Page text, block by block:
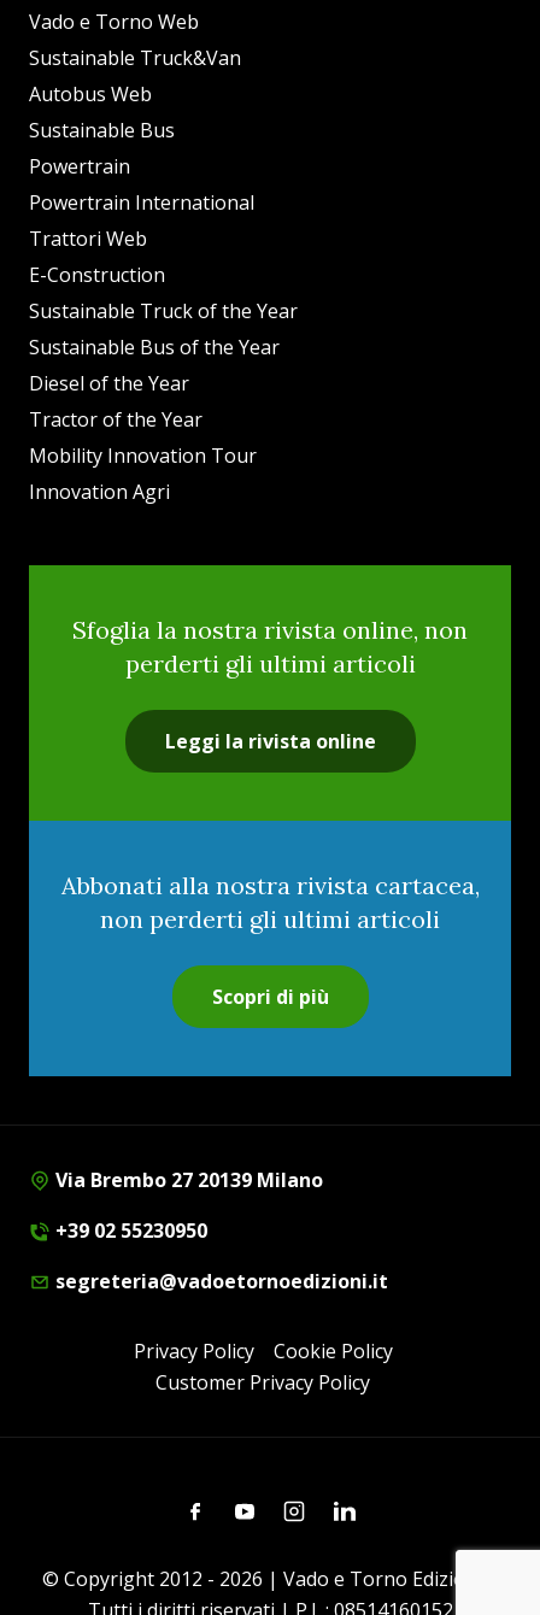
Vado e Torno Web
Sustainable Truck&Van
Autobus Web
Sustainable Bus
Powertrain
Powertrain International
Trattori Web
E-Construction
Sustainable Truck of the Year
Sustainable Bus of the Year
Diesel of the Year
Tractor of the Year
Mobility Innovation Tour
Innovation Agri
Sfoglia la nostra rivista online, non
perderti gli ultimi articoli
Leggi la rivista online
Abbonati alla nostra rivista cartacea,
non perderti gli ultimi articoli
Scopri di più
Via Brembo 27 20139 Milano
+39 02 55230950
segreteria@vadoetornoedizioni.it
Privacy Policy
Cookie Policy
Customer Privacy Policy
FacebookYoutubeInstagramLinkedin
© Copyright 2012 - 2026 | Vado e Torno Edizioni |